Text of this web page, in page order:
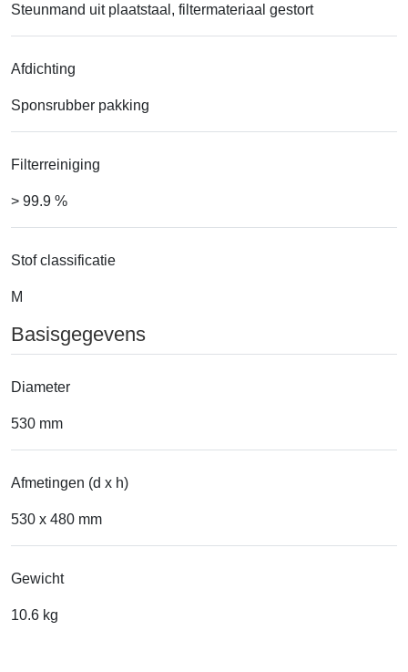
Steunmand uit plaatstaal, filtermateriaal gestort
Afdichting
Sponsrubber pakking
Filterreiniging
> 99.9 %
Stof classificatie
M
Basisgegevens
Diameter
530 mm
Afmetingen (d x h)
530 x 480 mm
Gewicht
10.6 kg